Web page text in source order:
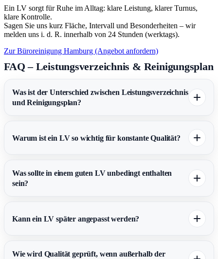
Ein LV sorgt für Ruhe im Alltag: klare Leistung, klarer Turnus,
klare Kontrolle.
Sagen Sie uns kurz Fläche, Intervall und Besonderheiten – wir
melden uns i. d. R. innerhalb von 24 Stunden (werktags).
Zur Büroreinigung Hamburg (Angebot anfordern)
FAQ – Leistungsverzeichnis & Reinigungsplan
Was ist der Unterschied zwischen Leistungsverzeichnis
und Reinigungsplan?
Warum ist ein LV so wichtig für konstante Qualität?
Was sollte in einem guten LV unbedingt enthalten
sein?
Kann ein LV später angepasst werden?
Wie wird Qualität geprüft, wenn außerhalb der